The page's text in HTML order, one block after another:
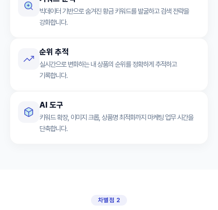
빅데이터 기반으로 숨겨진 황금 키워드를 발굴하고 검색 전략을
강화합니다.
순위 추적
실시간으로 변화하는 내 상품의 순위를 정확하게 추적하고
기록합니다.
AI 도구
키워드 확장, 이미지 크롭, 상품명 최적화까지 마케팅 업무 시간을
단축합니다.
차별점 2